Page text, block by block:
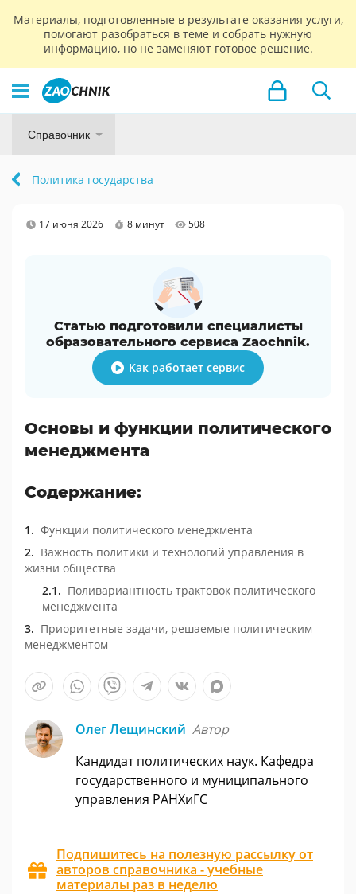
Материалы, подготовленные в результате оказания услуги,
помогают разобраться в теме и собрать нужную
информацию, но не заменяют готовое решение.
Справочник
Политика государства
17 июня 2026 8 минут 508
Статью подготовили специалисты
образовательного сервиса Zaochnik.
Как работает сервис
Основы и функции политического
менеджмента
Содержание:
Функции политического менеджмента
Важность политики и технологий управления в
жизни общества
Поливариантность трактовок политического
менеджмента
Приоритетные задачи, решаемые политическим
менеджментом
Олег Лещинский Автор
Кандидат политических наук. Кафедра
государственного и муниципального
управления РАНХиГС
Подпишитесь на полезную рассылку от
авторов справочника - учебные
материалы раз в неделю